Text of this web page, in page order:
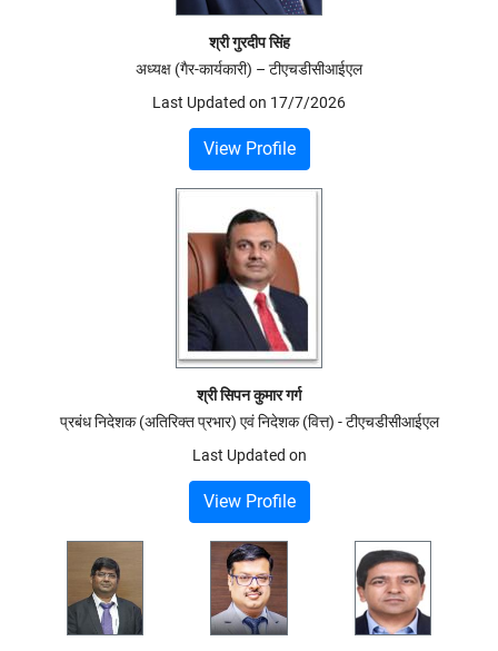
श्री गुरदीप सिंह
अध्यक्ष (गैर-कार्यकारी) – टीएचडीसीआईएल
Last Updated on 17/7/2026
View Profile
श्री सिपन कुमार गर्ग
प्रबंध निदेशक (अतिरिक्त प्रभार) एवं निदेशक (वित्त) - टीएचडीसीआईएल
Last Updated on
View Profile